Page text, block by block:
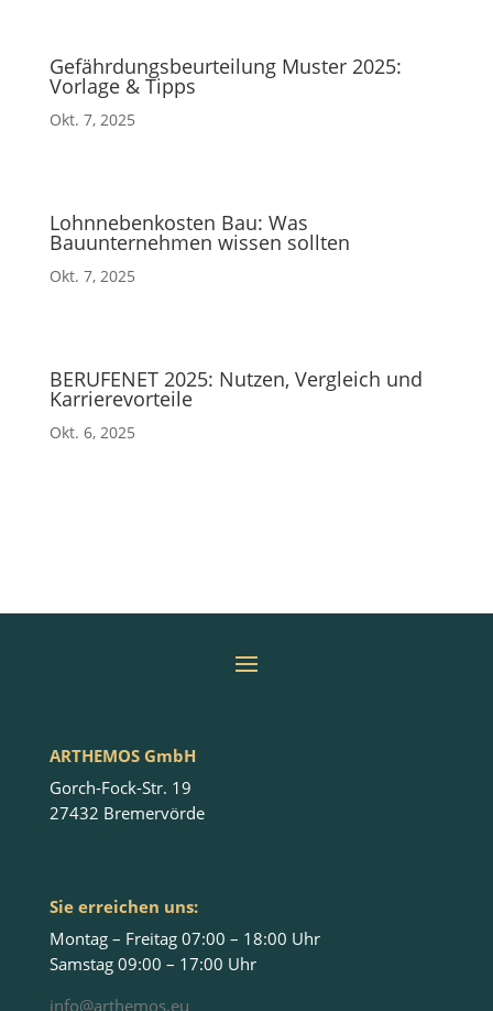
Gefährdungsbeurteilung Muster 2025:
Vorlage & Tipps
Okt. 7, 2025
Lohnnebenkosten Bau: Was
Bauunternehmen wissen sollten
Okt. 7, 2025
BERUFENET 2025: Nutzen, Vergleich und
Karrierevorteile
Okt. 6, 2025
ARTHEMOS GmbH
Gorch-Fock-Str. 19
27432 Bremervörde
Sie erreichen uns:
Montag – Freitag 07:00 – 18:00 Uhr
Samstag 09:00 – 17:00 Uhr
info@arthemos.eu